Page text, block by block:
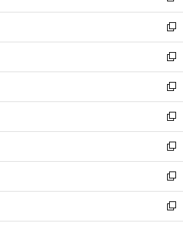
開
く
ウ
で
開
く
ン
ド
ウ
で
開
く
ウ
ィ
ン
ド
ウ
で
開
く
し
い
ウ
ィ
ン
ド
ウ
で
開
く
新
し
い
ウ
ィ
ン
ド
ウ
で
開
く
新
し
い
ウ
ィ
ン
ド
ウ
で
開
く
新
し
い
ウ
ィ
ン
ド
ウ
で
開
新
し
い
ウ
ィ
ン
ド
ウ
新
し
い
ウ
ィ
ン
新
し
い
ウ
新
し